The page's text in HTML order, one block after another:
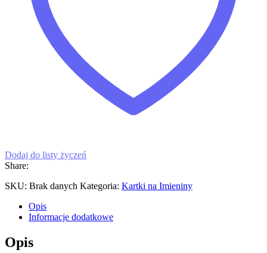
Dodaj do listy życzeń
Share:
SKU: Brak danych Kategoria: Kartki na Imieniny
Opis
Informacje dodatkowe
Opis